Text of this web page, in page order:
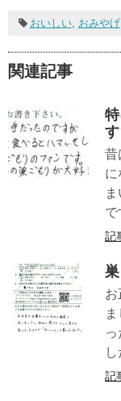
おいしい, おみやげ
関連記事
昔
に
で
記
お
記